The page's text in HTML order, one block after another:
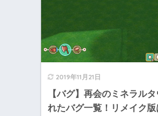
2019年11月21日
【バグ】再会のミネラル
れたバグ一覧！リメイク